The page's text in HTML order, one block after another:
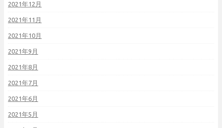
2021年12月
2021年11月
2021年10月
2021年9月
2021年8月
2021年7月
2021年6月
2021年5月